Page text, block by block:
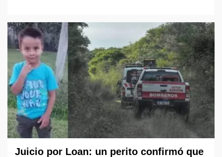
Juicio por Loan: un perito confirmó que